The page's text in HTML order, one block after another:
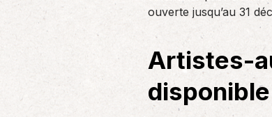
un nouvel associé…
Accompagnement des
En tant qu’employeur, vous êtes soumis
à des obligations et à une légalisation
ouverte jusqu’au 31
Artistes-